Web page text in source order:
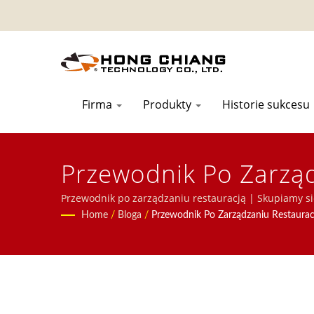
Firma Produkty Historie sukcesu
Przewodnik Po
Tajwanie | Hong
Przewodnik po zarządzaniu restauracją | Skupiamy
magnetycznego, systemie taśmy transportowej,
Home / Bloga / Przewodnik Po Zarządzaniu